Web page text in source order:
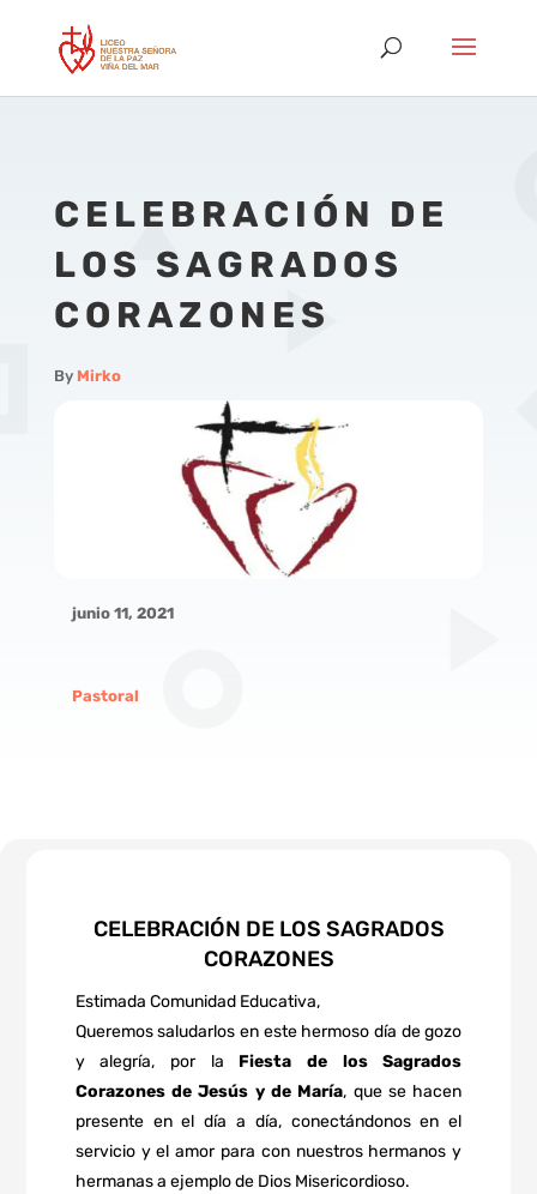
CELEBRACIÓN DE
LOS SAGRADOS
CORAZONES
By Mirko
junio 11, 2021
Pastoral
CELEBRACIÓN DE LOS SAGRADOS
CORAZONES
Estimada Comunidad Educativa,
Queremos saludarlos en este hermoso día de gozo
y alegría, por la Fiesta de los Sagrados
Corazones de Jesús y de María, que se hacen
presente en el día a día, conectándonos en el
servicio y el amor para con nuestros hermanos y
hermanas a ejemplo de Dios Misericordioso.